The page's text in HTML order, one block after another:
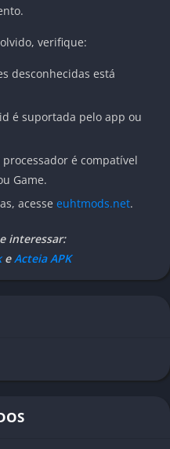
verifique:
desconhecidas está
é suportada pelo app ou
é compatível
Game.
acesse euhtmods.net.
interessar:
eActeia APK